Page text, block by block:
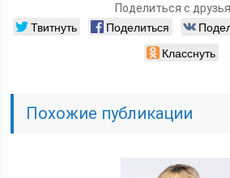
Поделиться с
Твитнуть Поделиться
Класснуть
Похожие публикации